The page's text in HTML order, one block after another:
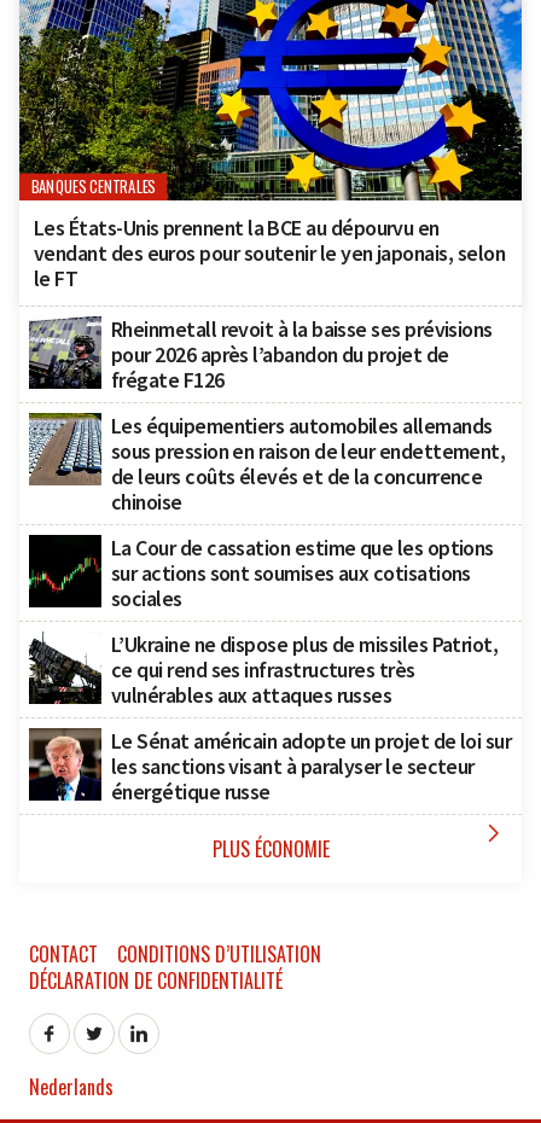
BANQUES CENTRALES
Les États-Unis prennent la BCE au dépourvu en
vendant des euros pour soutenir le yen japonais, selon
le FT
Rheinmetall revoit à la baisse ses prévisions
pour 2026 après l’abandon du projet de
frégate F126
Les équipementiers automobiles allemands
sous pression en raison de leur endettement,
de leurs coûts élevés et de la concurrence
chinoise
La Cour de cassation estime que les options
sur actions sont soumises aux cotisations
sociales
L’Ukraine ne dispose plus de missiles Patriot,
ce qui rend ses infrastructures très
vulnérables aux attaques russes
Le Sénat américain adopte un projet de loi sur
les sanctions visant à paralyser le secteur
énergétique russe
PLUS ÉCONOMIE 
CONTACT
CONDITIONS D’UTILISATION
DÉCLARATION DE CONFIDENTIALITÉ
Nederlands